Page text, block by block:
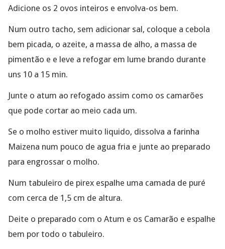
Adicione os 2 ovos inteiros e envolva-os bem.
Num outro tacho, sem adicionar sal, coloque a cebola
bem picada, o azeite, a massa de alho, a massa de
pimentão e e leve a refogar em lume brando durante
uns 10 a 15 min.
Junte o atum ao refogado assim como os camarões
que pode cortar ao meio cada um.
Se o molho estiver muito liquido, dissolva a farinha
Maizena num pouco de agua fria e junte ao preparado
para engrossar o molho.
Num tabuleiro de pirex espalhe uma camada de puré
com cerca de 1,5 cm de altura.
Deite o preparado com o Atum e os Camarão e espalhe
bem por todo o tabuleiro.